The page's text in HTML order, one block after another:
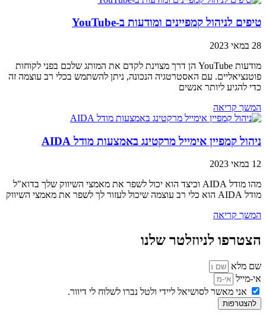
טיפים לניהול קמפיינים ומודעות ב-YouTube
28 במאי 2023
מודעות YouTube הן דרך מצוינת לקדם את המותג שלכם בפני לקוחות
פוטנציאליים. עם האסטרטגיה הנכונה, ניתן להשתמש בכלי רב עוצמה זה
כדי להגיע ליותר אנשים
המשך קריאה
ניהול קמפיין אימייל מרקטינג באמצעות מודל AIDA
12 במאי 2023
מהו מודל AIDA וכיצד הוא יכול לשפר את מאמצי השיווק שלך בדוא"ל
מודל AIDA הוא כלי רב עוצמה שיכול לעזור לך לשפר את מאמצי השיווק
המשך קריאה
הצטרפו לניוזלטר שלנו
שם מלא
אי-מייל
אני מאשר לסושיאל ליידי ולטל נברו לשלוח לי דיוור.
להצטרפות